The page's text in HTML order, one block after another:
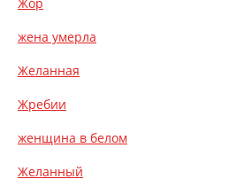
жена умерла
Желанная
Жребии
женщина в белом
Желанный